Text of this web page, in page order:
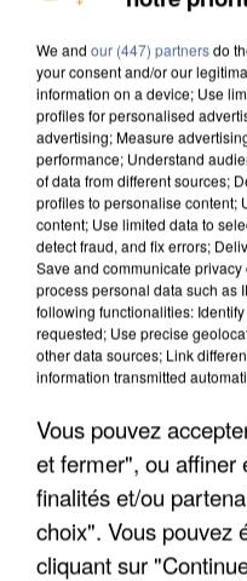
UNE TOURISTE DE
COULÉE DE BOUE EN
We and our (447) partnersdo
your consent and/or our
information on a device; Use
profiles for personalised
advertising; Measure
performance; Understand
of data from different sources;
profiles to personalise content;
content; Use limited data to
detect fraud, and fix errors;
Save and communicate
process personal data such as
following functionalities:
requested; Use precise
other data sources; Link
information transmitted
Vous pouvez
et fermer", ou affiner
finalités et/ou
choix". Vous pouvez
cliquant sur